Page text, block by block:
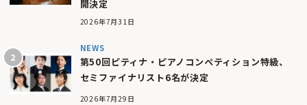
開決定
2026年7月31日
NEWS
第50回ピティナ・ピアノコンペティション特級、
セミファイナリスト6名が決定
2026年7月29日